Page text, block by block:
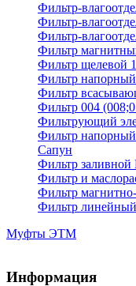
Фильтр-
Фильтр-
Фильтр-
Фильтр
Фильтр щелевой
Фильтр
Фильтр
Фильтр 004
Фильтрующий
Фильтр
Сапун
Фильтр
Фильтр и
Фильтр
Фильтр
Муфты ЭТМ
Информация